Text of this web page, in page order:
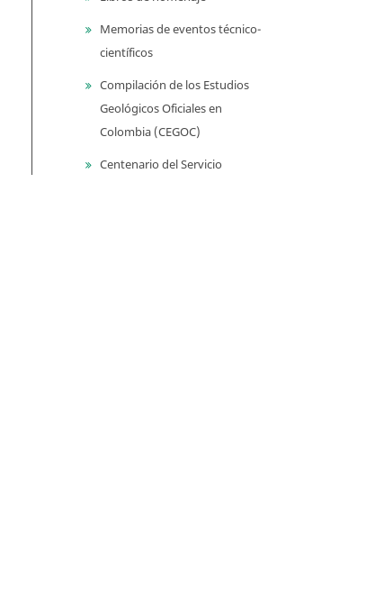
Memorias de eventos técnico-
científicos
Compilación de los Estudios
Geológicos Oficiales en
Colombia (CEGOC)
Centenario del Servicio